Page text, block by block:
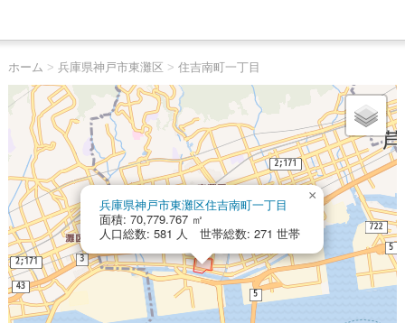
ホーム > 兵庫県神戸市東灘区 > 住吉南町一丁目
兵庫県神戸市東灘区住吉南町一丁目
面積: 70,779.767 ㎡
人口総数: 581 人 世帯総数: 271 世帯
×